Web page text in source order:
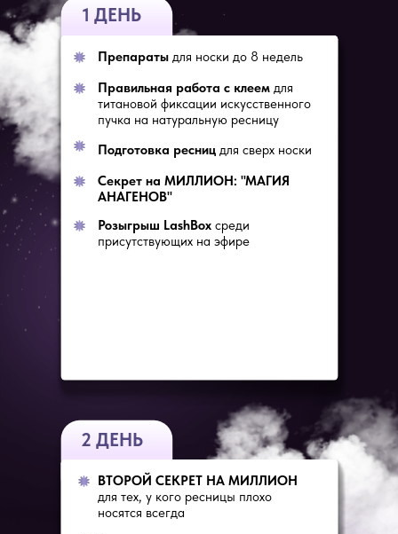
1 ДЕНЬ
Правильная работа с клеем для
титановой фиксации искусственного
пучка на натуральную ресницу
Секрет на МИЛЛИОН: "МАГИЯ
АНАГЕНОВ"
Препараты для носки до 8 недель
Подготовка ресниц для сверх носки
Розыгрыш LashBox среди
присутствующих на эфире
2 ДЕНЬ
ВТОРОЙ СЕКРЕТ НА МИЛЛИОН
для тех, у кого ресницы плохо
носятся всегда